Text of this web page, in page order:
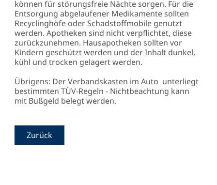
können für störungsfreie Nächte sorgen. Für die
Entsorgung abgelaufener Medikamente sollten
Recyclinghöfe oder Schadstoffmobile genutzt
werden. Apotheken sind nicht verpflichtet, diese
zurückzunehmen. Hausapotheken sollten vor
Kindern geschützt werden und der Inhalt dunkel,
kühl und trocken gelagert werden.
Übrigens: Der Verbandskasten im Auto unterliegt
bestimmten TÜV-Regeln - Nichtbeachtung kann
mit Bußgeld belegt werden.
Zurück